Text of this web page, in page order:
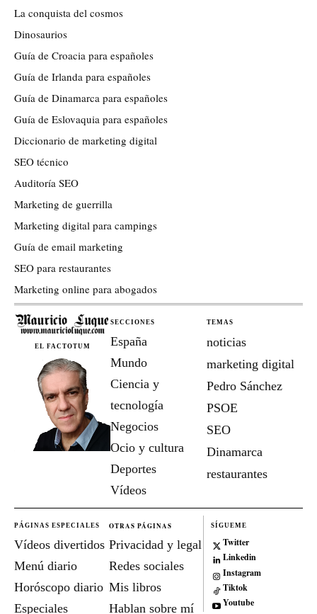
La conquista del cosmos
Dinosaurios
Guía de Croacia para españoles
Guía de Irlanda para españoles
Guía de Dinamarca para españoles
Guía de Eslovaquia para españoles
Diccionario de marketing digital
SEO técnico
Auditoría SEO
Marketing de guerrilla
Marketing digital para campings
Guía de email marketing
SEO para restaurantes
Marketing online para abogados
EL FACTOTUM
SECCIONES
España
Mundo
Ciencia y
tecnología
Negocios
Ocio y cultura
Deportes
Vídeos
TEMAS
noticias
marketing digital
Pedro Sánchez
PSOE
SEO
Dinamarca
restaurantes
PÁGINAS ESPECIALES
Vídeos divertidos
Menú diario
Horóscopo diario
Especiales
OTRAS PÁGINAS
Privacidad y legal
Redes sociales
Mis libros
Hablan sobre mí
SÍGUEME
Twitter
Linkedin
Instagram
Tiktok
Youtube